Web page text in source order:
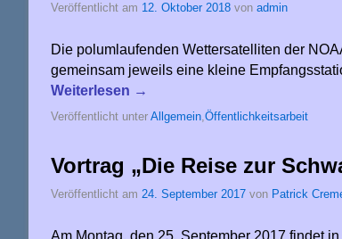
Veröffentlicht am 12. Oktober 2018 von admin
Die polumlaufenden Wettersatelliten der
gemeinsam jeweils eine kleine
Weiterlesen →
Veröffentlicht unter Allgemein,Öffentlichkeitsarbeit
Vortrag „Die Reise zur
Veröffentlicht am 24. September 2017 von Patrick
Am Montag, den 25. September 2017 findet